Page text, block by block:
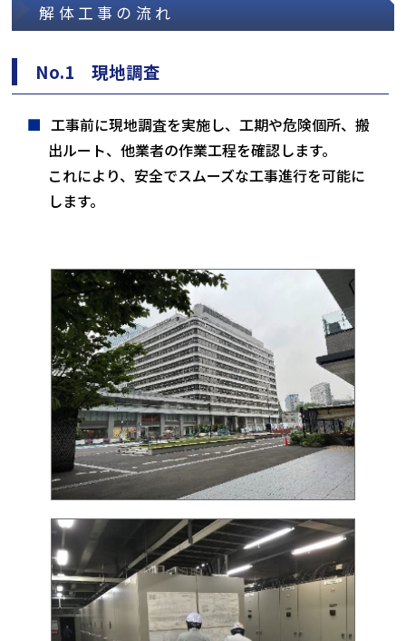
解体工事の流れ
No.1 現地調査
工事前に現地調査を実施し、工期や危険個所、搬
出ルート、他業者の作業工程を確認します。
これにより、安全でスムーズな工事進行を可能に
します。